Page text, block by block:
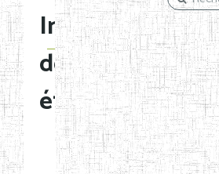
Immatriculation
des
établissements